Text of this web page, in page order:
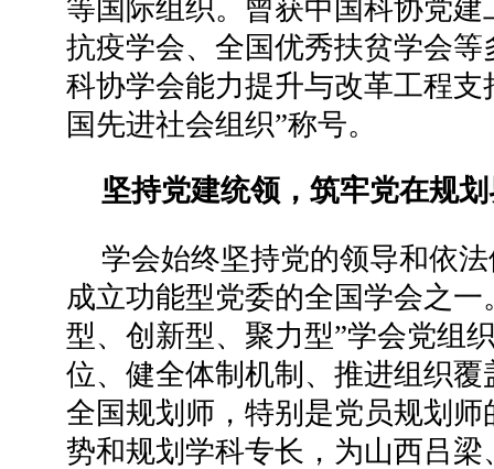
等国际组织。曾获中国科协党
抗疫学会、全国优秀扶贫学会
科协学会能力提升与改革工程支
国先进社会组织”称号。
坚持党建统领，筑牢党在规
学会始终坚持党的领导和依
成立功能型党委的全国学会之
型、创新型、聚力型”学会党组
位、健全体制机制、推进组织
全国规划师，特别是党员规划
势和规划学科专长，为山西吕